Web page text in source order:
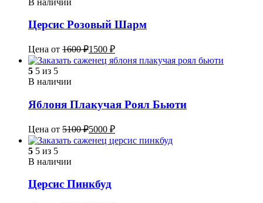
Церсис Розовый Шарм
Цена от 1600₽1500 ₽
5 5 из 5
В наличии
Яблоня Плакучая Роял Бьюти
Цена от 5100₽5000 ₽
5 5 из 5
В наличии
Церсис Пинкбуд